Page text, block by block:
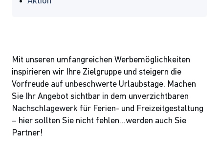
Mit unseren umfangreichen Werbemöglichkeiten
inspirieren wir Ihre Zielgruppe und steigern die
Vorfreude auf unbeschwerte Urlaubstage. Machen
Sie Ihr Angebot sichtbar in dem unverzichtbaren
Nachschlagewerk für Ferien- und Freizeitgestaltung
– hier sollten Sie nicht fehlen…werden auch Sie
Partner!